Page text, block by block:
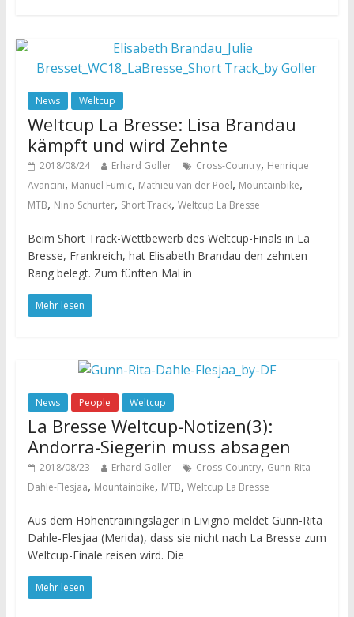
News Weltcup
Weltcup La Bresse: Lisa Brandau
kämpft und wird Zehnte
2018/08/24 Erhard Goller Cross-Country, Henrique
Avancini, Manuel Fumic, Mathieu van der Poel, Mountainbike,
MTB, Nino Schurter, Short Track, Weltcup La Bresse
Beim Short Track-Wettbewerb des Weltcup-Finals in La
Bresse, Frankreich, hat Elisabeth Brandau den zehnten
Rang belegt. Zum fünften Mal in
Mehr lesen
News People Weltcup
La Bresse Weltcup-Notizen(3):
Andorra-Siegerin muss absagen
2018/08/23 Erhard Goller Cross-Country, Gunn-Rita
Dahle-Flesjaa, Mountainbike, MTB, Weltcup La Bresse
Aus dem Höhentrainingslager in Livigno meldet Gunn-Rita
Dahle-Flesjaa (Merida), dass sie nicht nach La Bresse zum
Weltcup-Finale reisen wird. Die
Mehr lesen